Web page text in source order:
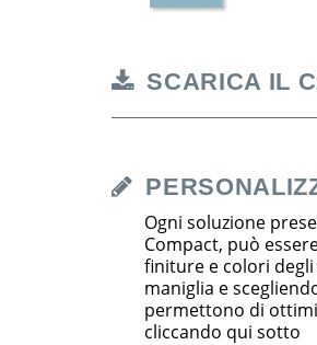
SCARICA IL
Ogni soluzione
Compact, può
finiture e colori
maniglia e
permettono di
cliccando qui sotto